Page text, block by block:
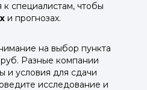
к специалистам, чтобы
и прогнозах.
на выбор пункта
Разные компании
и условия для сдачи
исследование и